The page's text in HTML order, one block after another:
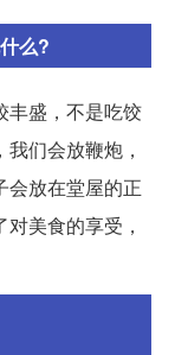
么?
丰盛，不是吃饺
们会放鞭炮，
会放在堂屋的正
美食的享受，